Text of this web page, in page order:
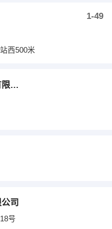
1-49
西500米
江苏卓高广告器材有限公司
司
号